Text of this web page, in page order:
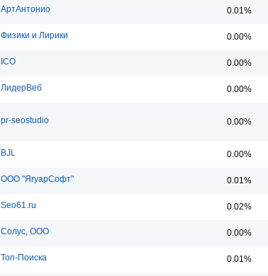
АртАнтонио 0.01%
Физики и Лирики 0.00%
ICO 0.00%
ЛидерВеб 0.00%
pr-seostudio 0.00%
BJL 0.00%
ООО "ЯгуарСофт" 0.01%
Seo61.ru 0.02%
Солус, ООО 0.00%
Топ-Поиска 0.01%